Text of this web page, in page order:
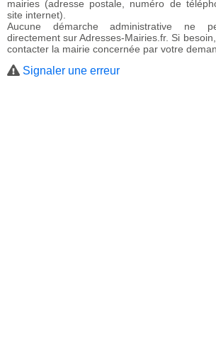
mairies (adresse postale, numéro de
site internet).
Aucune démarche administrative ne
directement sur Adresses-Mairies.fr. Si
contacter la mairie concernée par votre
Signaler une erreur